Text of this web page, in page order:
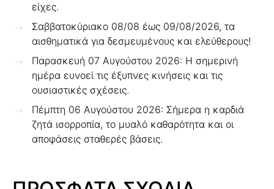
είχες.
Σαββατοκύριακο 08/08 έως 09/08/2026, τα
αισθηματικά για δεσμευμένους και ελεύθερους!
Παρασκευή 07 Αυγούστου 2026: Η σημερινή
ημέρα ευνοεί τις έξυπνες κινήσεις και τις
ουσιαστικές σχέσεις.
Πέμπτη 06 Αυγούστου 2026: Σήμερα η καρδιά
ζητά ισορροπία, το μυαλό καθαρότητα και οι
αποφάσεις σταθερές βάσεις.